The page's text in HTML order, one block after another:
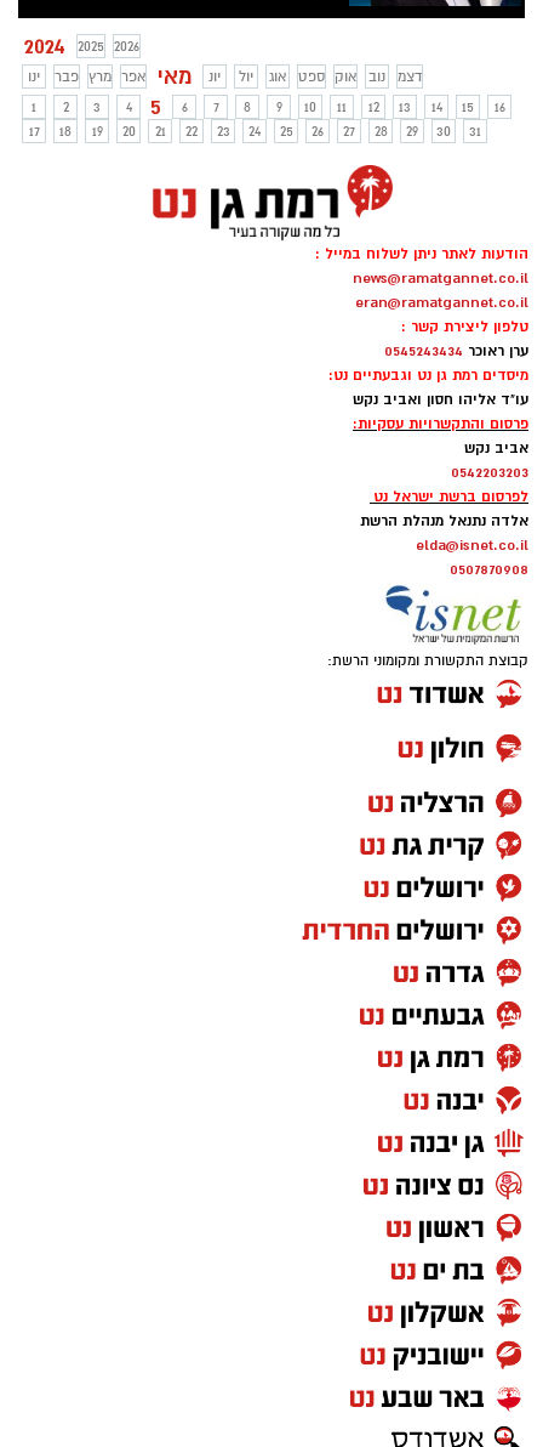
מינויו של ברקוביץ׳, לשעבר סגן ראש עיריית
2024 2025
2026
ינו
פבר מרץ אפר מאי יונ יול אוג ספט אוק נוב
דצמ
1
2 3 4 5 6 7 8 9 10 11 12 13 14 15
16
17
18 19 20 21 22 23 24 25 26 27 28 29 30 31
הודעות לאתר ניתן לשלוח במייל :
news@ramatgannet.co.il
eran@ramatgannet.co.il
טלפון ליצירת קשר :
ערן ראוכר 0545243434
מיסדים רמת גן נט וגבעתיים נט:
עו"ד אליהו חסון ואביב נקש
פרסום והתקשרויות עסקיות:
אביב נקש
0542203203
לפרסום ברשת ישראל נט
אלדה נתנאל מנהלת הרשת
elda@isnet.co.il
0507870908
קבוצת התקשורת ומקומוני הרשת: